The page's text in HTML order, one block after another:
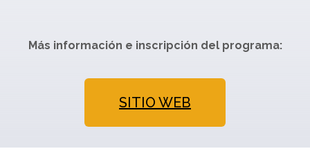
Más información e inscripción del programa:
SITIO WEB